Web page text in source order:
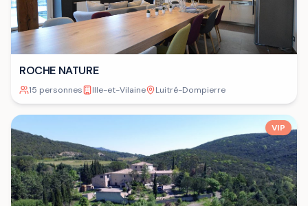
ROCHE NATURE
15 personnes Ille-et-Vilaine Luitré-Dompierre
VIP